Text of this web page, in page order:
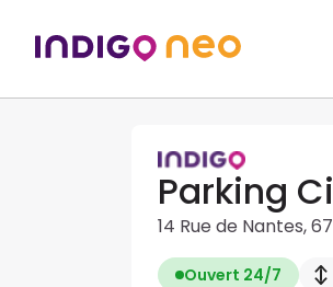
Parking
14 Rue de Nantes,
Ouvert 24/7